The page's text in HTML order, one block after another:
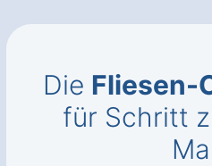
Die Fliesen-
für Schritt